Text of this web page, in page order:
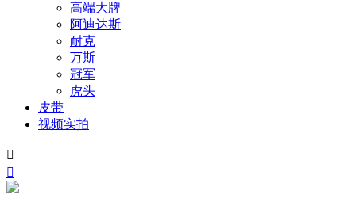
高端大牌
阿迪达斯
耐克
万斯
冠军
虎头
皮带
视频实拍

